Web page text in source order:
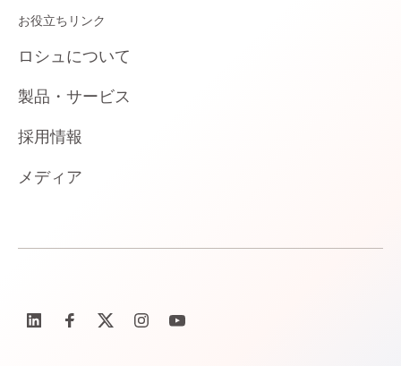
お役立ちリンク
ロシュについて
製品・サービス
採用情報
メディア